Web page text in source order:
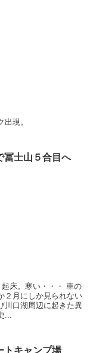
現。
冨士山５合目へ
床。寒い・・・ 車の
２月にしか見られない
川口湖周辺に起きた異
...
トキャンプ場